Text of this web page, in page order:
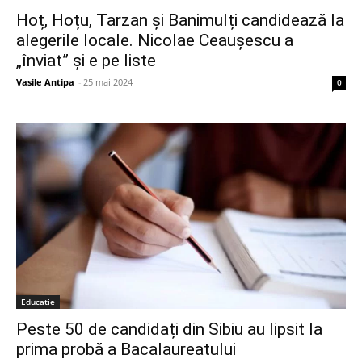
Hoț, Hoțu, Tarzan și Banimulți candidează la
alegerile locale. Nicolae Ceaușescu a
„înviat” și e pe liste
Vasile Antipa - 25 mai 2024 0
Educatie
Peste 50 de candidați din Sibiu au lipsit la
prima probă a Bacalaureatului